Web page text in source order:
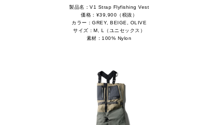
製品名：V1 Strap Flyfishing Vest
価格：¥39,900（税抜）
カラー：GREY, BEIGE, OLIVE
サイズ：M, L（ユニセックス）
素材：100% Nylon